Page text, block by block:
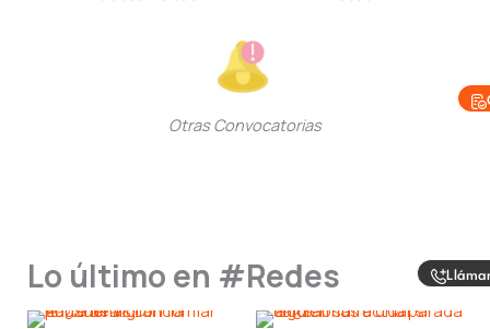
Otras Convocatorias
Lo último en #Redes